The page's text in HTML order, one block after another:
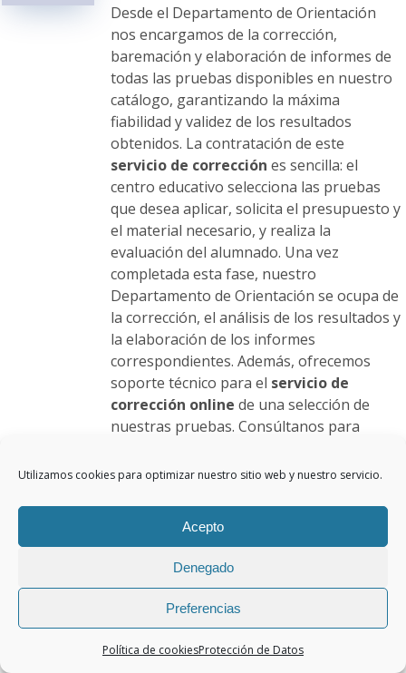
Utilizamos cookies para optimizar nuestro sitio web y nuestro servicio.
Acepto
Denegado
Preferencias
Política de cookiesProtección de Datos
elegir
en
la
página
de
producto
Desde el Departamento de Orientación
nos encargamos de la corrección,
baremación y elaboración de informes de
todas las pruebas disponibles en nuestro
catálogo, garantizando la máxima
fiabilidad y validez de los resultados
obtenidos. La contratación de este
servicio de corrección es sencilla: el
centro educativo selecciona las pruebas
que desea aplicar, solicita el presupuesto y
el material necesario, y realiza la
evaluación del alumnado. Una vez
completada esta fase, nuestro
Departamento de Orientación se ocupa de
la corrección, el análisis de los resultados y
la elaboración de los informes
correspondientes. Además, ofrecemos
soporte técnico para el servicio de
corrección online de una selección de
nuestras pruebas. Consúltanos para
esta modalidad. También podemos asumir
consultoríaespecializado que incluye la
de los resultados y su presentación al
equipo educativo del centro.
Un importante ahorro de tiempo y